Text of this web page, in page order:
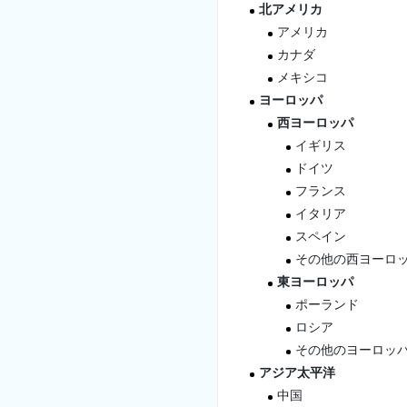
北アメリカ
アメリカ
カナダ
メキシコ
ヨーロッパ
西ヨーロッパ
イギリス
ドイツ
フランス
イタリア
スペイン
その他の西ヨーロ
東ヨーロッパ
ポーランド
ロシア
その他のヨーロッ
アジア太平洋
中国